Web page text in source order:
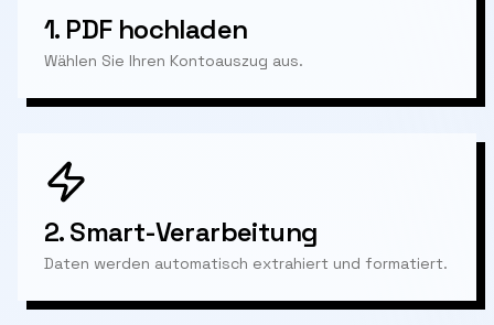
1. PDF hochladen
Wählen Sie Ihren Kontoauszug aus.
2.Smart-Verarbeitung
Daten werden automatisch extrahiert und formatiert.